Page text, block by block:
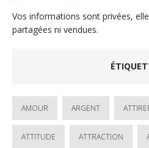
Vos informations sont privées,
partagées ni vendues.
AMOUR ARGENT
ATTITUDE ATTRACTION